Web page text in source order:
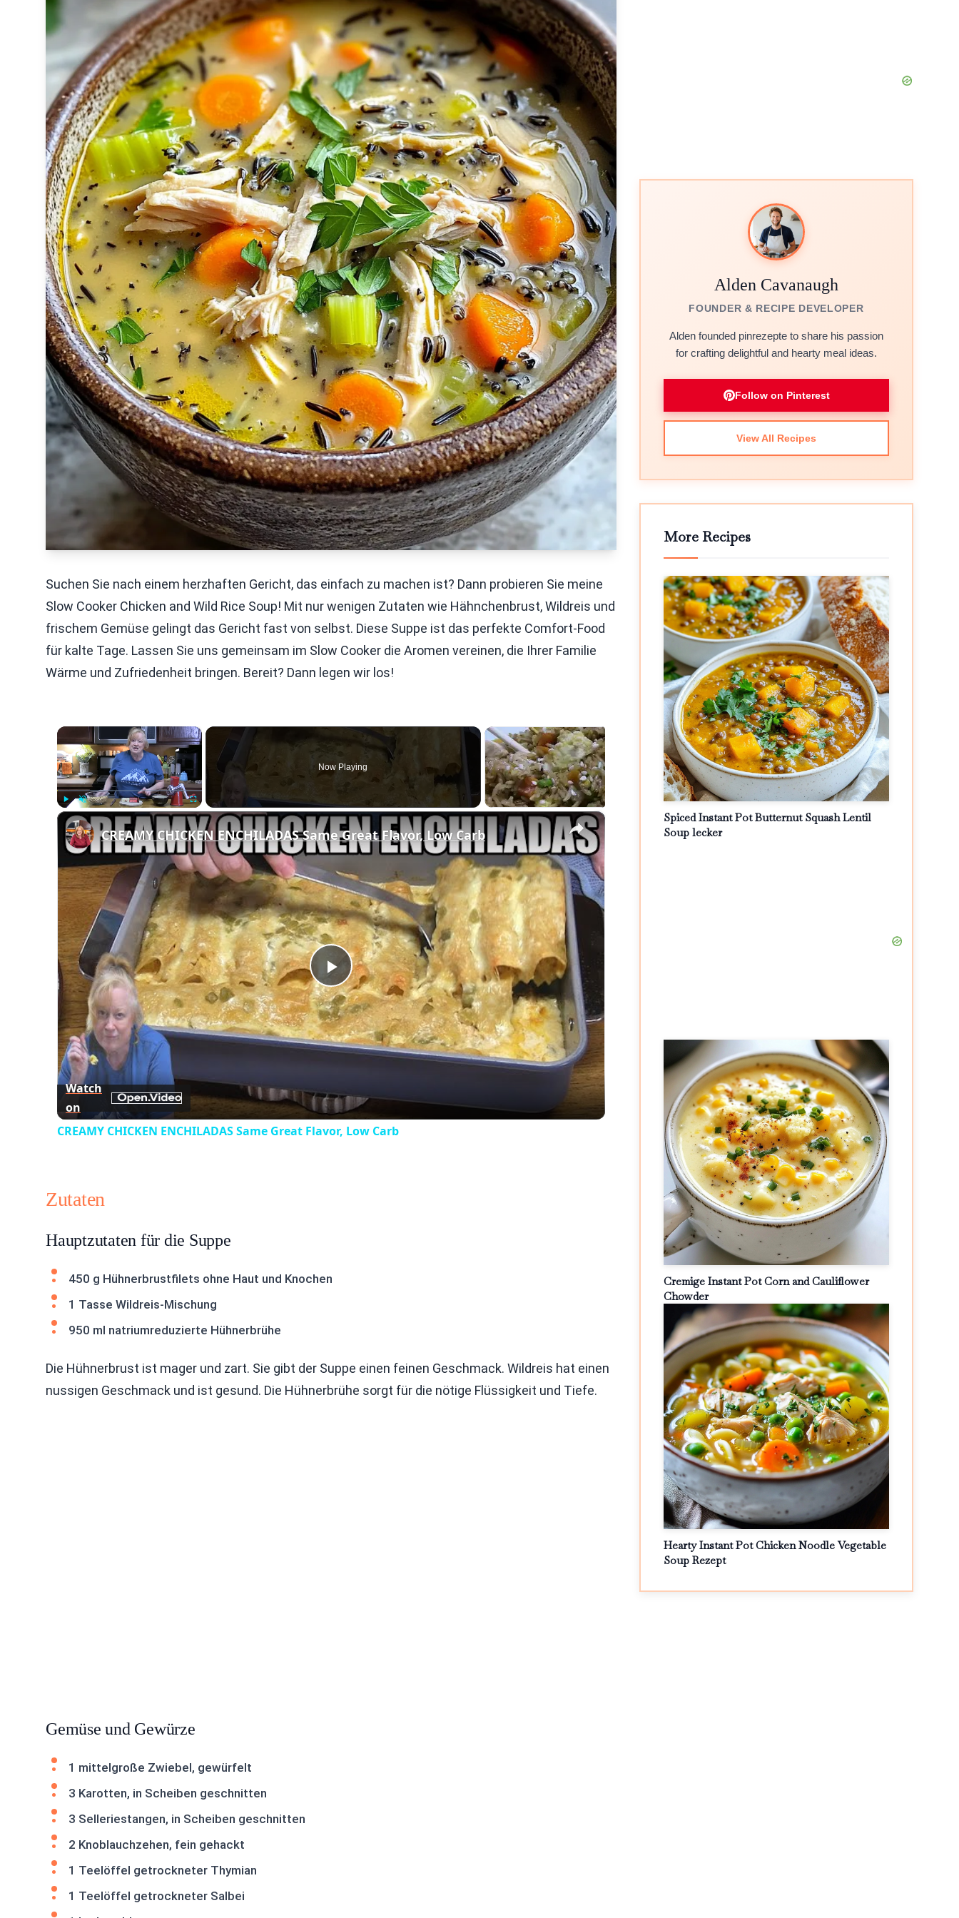
Suchen Sie nach einem herzhaften Gericht, das einfach zu machen ist? Dann probieren Sie meine
Slow Cooker Chicken and Wild Rice Soup! Mit nur wenigen Zutaten wie Hähnchenbrust, Wildreis und
frischem Gemüse gelingt das Gericht fast von selbst. Diese Suppe ist das perfekte Comfort-Food
für kalte Tage. Lassen Sie uns gemeinsam im Slow Cooker die Aromen vereinen, die Ihrer Familie
Wärme und Zufriedenheit bringen. Bereit? Dann legen wir los!
×
Play Fullscreen
Now Playing
×
Play
Video
CREAMY CHICKEN ENCHILADAS Same Great Flavor, Low Carb
Watch
on
CREAMY CHICKEN ENCHILADAS Same Great Flavor, Low Carb
Zutaten
Hauptzutaten für die Suppe
450 g Hühnerbrustfilets ohne Haut und Knochen
1 Tasse Wildreis-Mischung
950 ml natriumreduzierte Hühnerbrühe
Die Hühnerbrust ist mager und zart. Sie gibt der Suppe einen feinen Geschmack. Wildreis hat einen
nussigen Geschmack und ist gesund. Die Hühnerbrühe sorgt für die nötige Flüssigkeit und Tiefe.
Gemüse und Gewürze
1 mittelgroße Zwiebel, gewürfelt
3 Karotten, in Scheiben geschnitten
3 Selleriestangen, in Scheiben geschnitten
2 Knoblauchzehen, fein gehackt
1 Teelöffel getrockneter Thymian
1 Teelöffel getrockneter Salbei
Alden Cavanaugh
FOUNDER & RECIPE DEVELOPER
Alden founded pinrezepte to share his passion
for crafting delightful and hearty meal ideas.
Follow on Pinterest
View All Recipes
More Recipes
Spiced Instant Pot Butternut Squash Lentil
Soup lecker
Cremige Instant Pot Corn and Cauliflower
Chowder
Hearty Instant Pot Chicken Noodle Vegetable
Soup Rezept